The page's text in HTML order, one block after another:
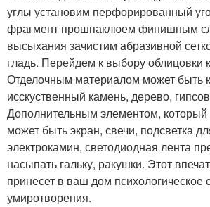
углы установим перфорированный
фрагмент прошпаклюем финишным
высыхания зачистим абразивной
гладь. Перейдем к выбору облицовки
Отделочным материалом может быть
исскуственный камень, дерево,
Дополнительным элементом, который
может быть экран, свечи, подсветка
электрокамин, светодиодная лента
насыпать гальку, ракушки. Этот
принесет в ваш дом психологическое
умиротворения.